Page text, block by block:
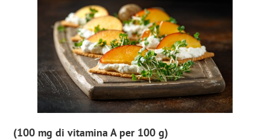
(100 mg di vitamina A per 100 g)